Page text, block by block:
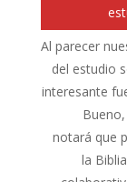
Al parecer
del estudio
interesante
notará que
la